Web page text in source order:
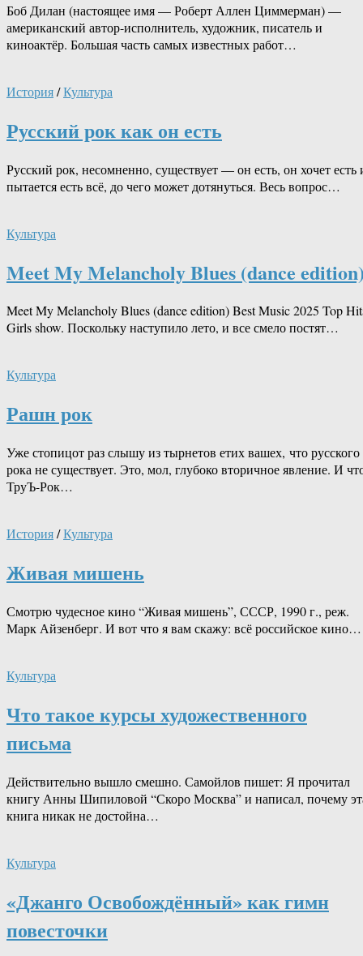
Боб Дилан (настоящее имя — Роберт Аллен Циммерман) —
американский автор-исполнитель, художник, писатель и
киноактёр. Большая часть самых известных работ…
История/Культура
Русский рок как он есть
Русский рок, несомненно, существует — он есть, он хочет есть
пытается есть всё, до чего может дотянуться. Весь вопрос…
Культура
Meet My Melancholy Blues (dance
Meet My Melancholy Blues (dance edition) Best Music 2025 Top
Girls show. Поскольку наступило лето, и все смело постят…
Культура
Рашн рок
Уже стопицот раз слышу из тырнетов етих вашех, что русского
рока не существует. Это, мол, глубоко вторичное явление. И
ТруЪ-​Рок…
История/Культура
Живая мишень
Смотрю чудесное кино “Живая мишень”, СССР, 1990 г., реж.
Марк Айзенберг. И вот что я вам скажу: всё российское кино…
Культура
Что такое курсы художественного
письма
Действительно вышло смешно. Самойлов пишет: Я прочитал
книгу Анны Шипиловой “Скоро Москва” и написал, почему
книга никак не достойна…
Культура
«Джанго Освобождённый» как гимн
повесточки